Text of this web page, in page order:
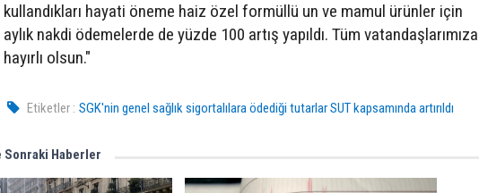
kullandıkları hayati öneme haiz özel formüllü un ve mamul ürünler için
aylık nakdi ödemelerde de yüzde 100 artış yapıldı. Tüm vatandaşlarımıza
hayırlı olsun."
Etiketler : SGK'nin genel sağlık sigortalılara ödediği tutarlar SUT kapsamında artırıldı
Sonraki Haberler